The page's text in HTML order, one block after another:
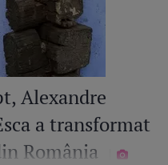
Alexandre
a transformat
România